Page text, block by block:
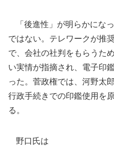
「後進性」が明らかにな
ではない。テレワークが推
で、会社の社判をもらうた
い実情が指摘され、電子印
った。菅政権では、河野太
行政手続きでの印鑑使用を
る。
野口氏は